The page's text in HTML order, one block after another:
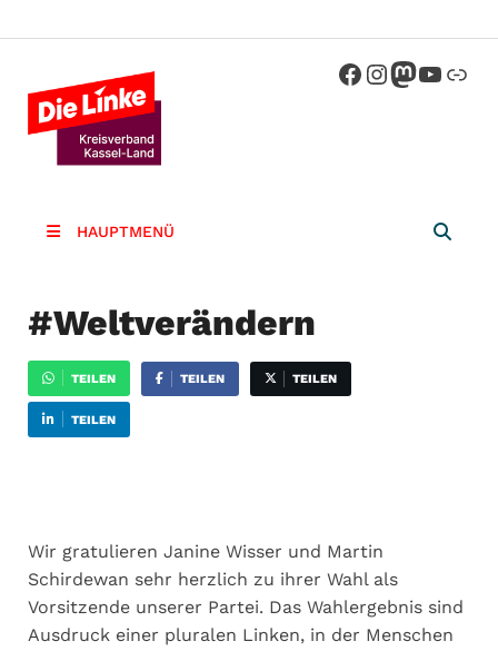
HAUPTMENÜ
#Weltverändern
TEILEN TEILEN TEILEN
TEILEN
Wir gratulieren Janine Wisser und Martin
Schirdewan sehr herzlich zu ihrer Wahl als
Vorsitzende unserer Partei. Das Wahlergebnis sind
Ausdruck einer pluralen Linken, in der Menschen